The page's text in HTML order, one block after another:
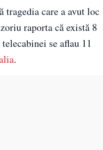
care a avut loc
raporta că există 8
se aflau 11
.